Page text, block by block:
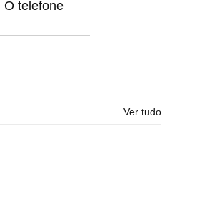
O telefone
Ver tudo